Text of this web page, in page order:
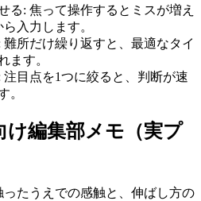
る: 焦って操作するとミスが増え
入力します。
難所だけ繰り返すと、最適なタイ
ます。
注目点を1つに絞ると、判断が速
。
け編集部メモ（実プ
ったうえでの感触と、伸ばし方の